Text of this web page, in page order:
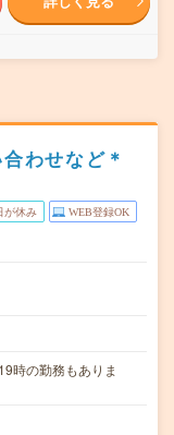
わせなど＊
が休み WEB登録OK
時の勤務もありま